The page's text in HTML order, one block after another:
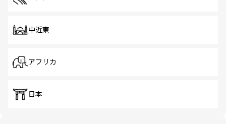
中近東
アフリカ
日本